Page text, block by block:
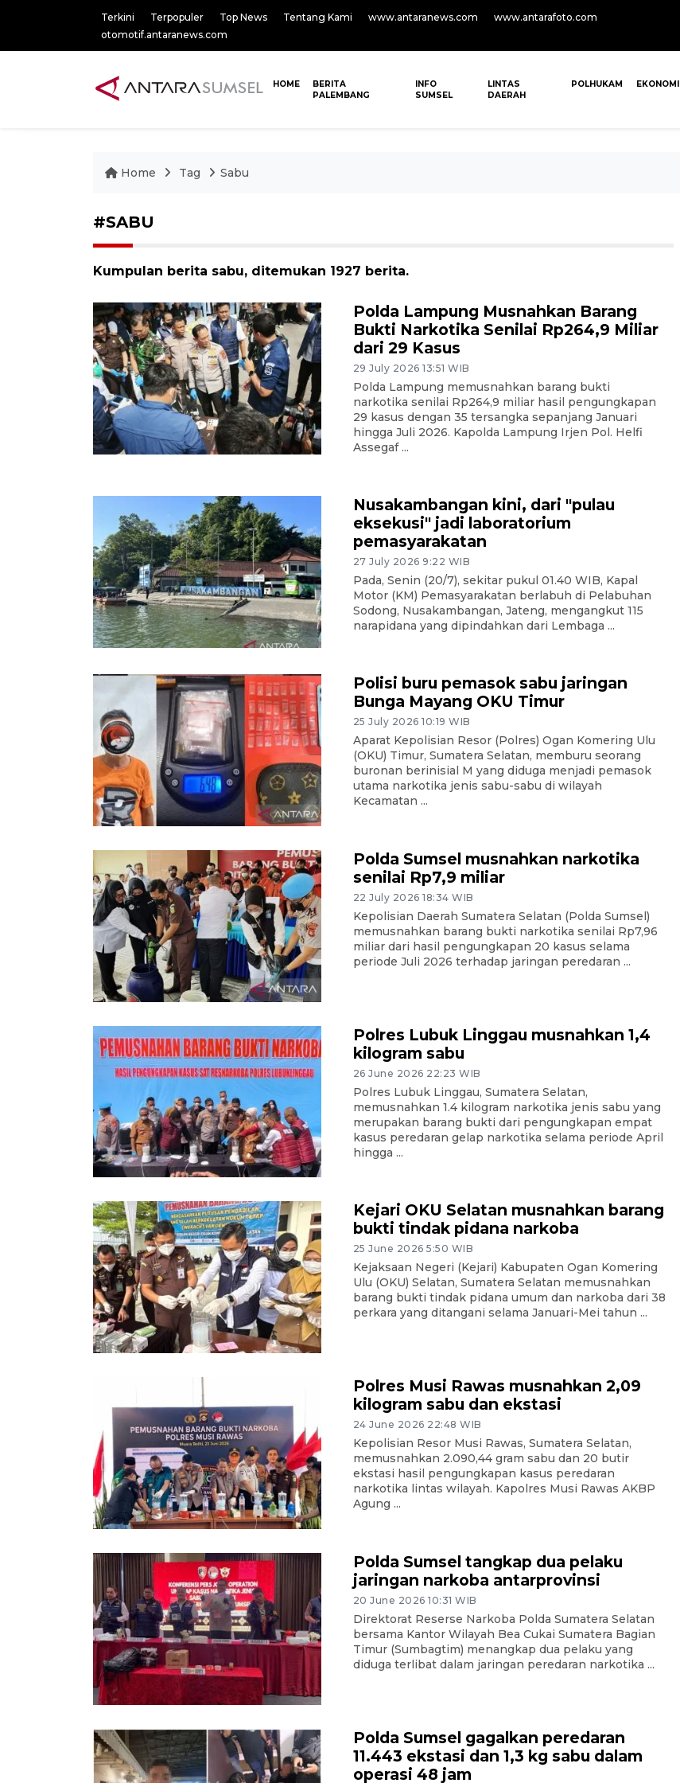
Terkini Terpopuler Top News Tentang Kami www.antaranews.com
www.antarafoto.com
otomotif.antaranews.com
HOME
BERITA
PALEMBANG
INFO
SUMSEL
LINTAS
DAERAH
POLHUKAM EKONOMI
Home Tag Sabu
#SABU
Kumpulan berita sabu, ditemukan 1927 berita.
Polda Lampung Musnahkan Barang
Bukti Narkotika Senilai Rp264,9 Miliar
dari 29 Kasus
29 July 2026 13:51 WIB
Polda Lampung memusnahkan barang bukti
narkotika senilai Rp264,9 miliar hasil pengungkapan
29 kasus dengan 35 tersangka sepanjang Januari
hingga Juli 2026. Kapolda Lampung Irjen Pol. Helfi
Assegaf ...
Nusakambangan kini, dari "pulau
eksekusi" jadi laboratorium
pemasyarakatan
27 July 2026 9:22 WIB
Pada, Senin (20/7), sekitar pukul 01.40 WIB, Kapal
Motor (KM) Pemasyarakatan berlabuh di Pelabuhan
Sodong, Nusakambangan, Jateng, mengangkut 115
narapidana yang dipindahkan dari Lembaga ...
Polisi buru pemasok sabu jaringan
Bunga Mayang OKU Timur
25 July 2026 10:19 WIB
Aparat Kepolisian Resor (Polres) Ogan Komering Ulu
(OKU) Timur, Sumatera Selatan, memburu seorang
buronan berinisial M yang diduga menjadi pemasok
utama narkotika jenis sabu-sabu di wilayah
Kecamatan ...
Polda Sumsel musnahkan narkotika
senilai Rp7,9 miliar
22 July 2026 18:34 WIB
Kepolisian Daerah Sumatera Selatan (Polda Sumsel)
memusnahkan barang bukti narkotika senilai Rp7,96
miliar dari hasil pengungkapan 20 kasus selama
periode Juli 2026 terhadap jaringan peredaran ...
Polres Lubuk Linggau musnahkan 1,4
kilogram sabu
26 June 2026 22:23 WIB
Polres Lubuk Linggau, Sumatera Selatan,
memusnahkan 1.4 kilogram narkotika jenis sabu yang
merupakan barang bukti dari pengungkapan empat
kasus peredaran gelap narkotika selama periode April
hingga ...
Kejari OKU Selatan musnahkan barang
bukti tindak pidana narkoba
25 June 2026 5:50 WIB
Kejaksaan Negeri (Kejari) Kabupaten Ogan Komering
Ulu (OKU) Selatan, Sumatera Selatan memusnahkan
barang bukti tindak pidana umum dan narkoba dari 38
perkara yang ditangani selama Januari-Mei tahun ...
Polres Musi Rawas musnahkan 2,09
kilogram sabu dan ekstasi
24 June 2026 22:48 WIB
Kepolisian Resor Musi Rawas, Sumatera Selatan,
memusnahkan 2.090,44 gram sabu dan 20 butir
ekstasi hasil pengungkapan kasus peredaran
narkotika lintas wilayah. Kapolres Musi Rawas AKBP
Agung ...
Polda Sumsel tangkap dua pelaku
jaringan narkoba antarprovinsi
20 June 2026 10:31 WIB
Direktorat Reserse Narkoba Polda Sumatera Selatan
bersama Kantor Wilayah Bea Cukai Sumatera Bagian
Timur (Sumbagtim) menangkap dua pelaku yang
diduga terlibat dalam jaringan peredaran narkotika ...
Polda Sumsel gagalkan peredaran
11.443 ekstasi dan 1,3 kg sabu dalam
operasi 48 jam